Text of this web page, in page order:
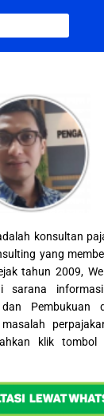
konsultan
yang
tahun 2009,
sarana
dan Pembukuan
klik tombol